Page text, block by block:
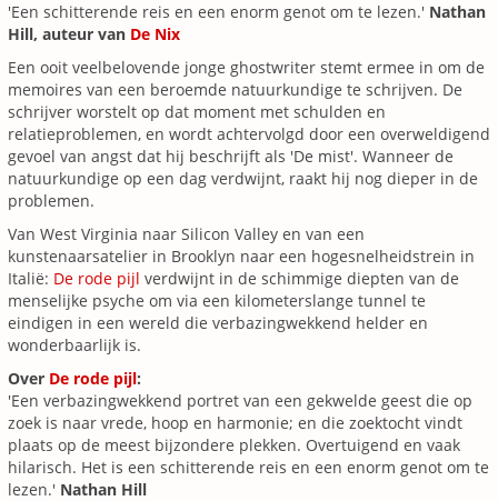
'Een schitterende reis en een enorm genot om te lezen.' Nathan
Hill, auteur van De Nix
Een ooit veelbelovende jonge ghostwriter stemt ermee in om de
memoires van een beroemde natuurkundige te schrijven. De
schrijver worstelt op dat moment met schulden en
relatieproblemen, en wordt achtervolgd door een overweldigend
gevoel van angst dat hij beschrijft als 'De mist'. Wanneer de
natuurkundige op een dag verdwijnt, raakt hij nog dieper in de
problemen.
Van West Virginia naar Silicon Valley en van een
kunstenaarsatelier in Brooklyn naar een hogesnelheidstrein in
Italië: De rode pijl verdwijnt in de schimmige diepten van de
menselijke psyche om via een kilometerslange tunnel te
eindigen in een wereld die verbazingwekkend helder en
wonderbaarlijk is.
Over De rode pijl:
'Een verbazingwekkend portret van een gekwelde geest die op
zoek is naar vrede, hoop en harmonie; en die zoektocht vindt
plaats op de meest bijzondere plekken. Overtuigend en vaak
hilarisch. Het is een schitterende reis en een enorm genot om te
lezen.' Nathan Hill